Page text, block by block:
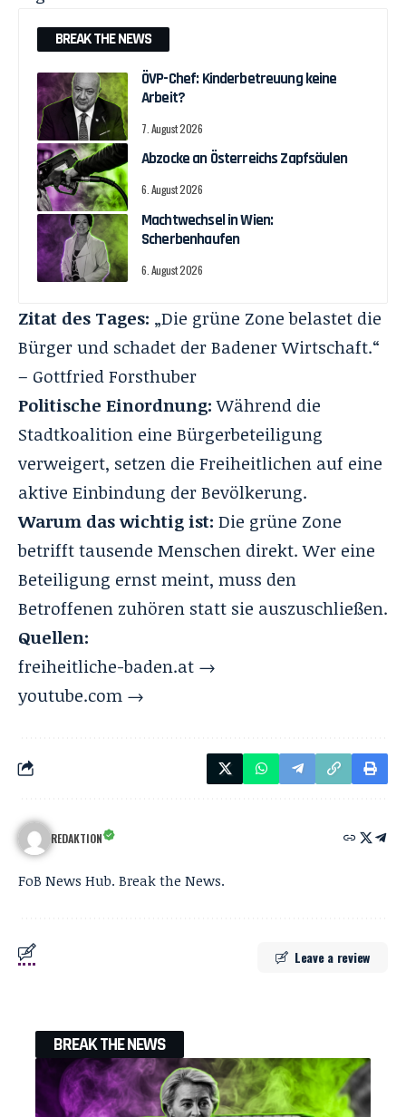
BREAK THE NEWS
ÖVP-Chef: Kinderbetreuung keine
Arbeit?
7. August 2026
Abzocke an Österreichs Zapfsäulen
6. August 2026
Machtwechsel in Wien:
Scherbenhaufen
6. August 2026
Zitat des Tages: „Die grüne Zone belastet die
Bürger und schadet der Badener Wirtschaft.“
– Gottfried Forsthuber
Politische Einordnung:Während die
Stadtkoalition eine Bürgerbeteiligung
verweigert, setzen die Freiheitlichen auf eine
aktive Einbindung der Bevölkerung.
Warum das wichtig ist: Die grüne Zone
betrifft tausende Menschen direkt. Wer eine
Beteiligung ernst meint, muss den
Betroffenen zuhören statt sie auszuschließen.
Quellen:
freiheitliche-baden.at →
youtube.com →
REDAKTION
FoB News Hub. Break the News.
Leave a review
BREAK THE NEWS